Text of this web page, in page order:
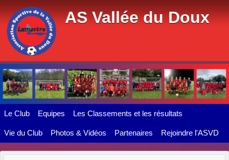
AS Vallée du Doux
Le Club Equipes Les Classements et les résultats
Vie du Club Photos & Vidéos Partenaires Rejoindre l'ASVD
Panneau de gestion des cookies